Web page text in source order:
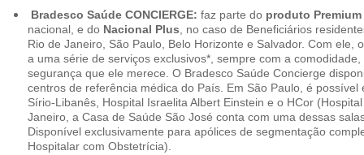
Bradesco Saúde CONCIERGE: faz parte do produto Premium
nacional, e do Nacional Plus , no caso de Beneficiários
Rio de Janeiro, São Paulo, Belo Horizonte e Salvador. Com ele,
a uma série de serviços exclusivos*, sempre com a
segurança que ele merece. O Bradesco Saúde Concierge
centros de referência médica do País. Em São Paulo, é possível
Sírio-Libanês, Hospital Israelita Albert Einstein e o HCor
Janeiro, a Casa de Saúde São José conta com uma dessas
Disponível exclusivamente para apólices de segmentação
Hospitalar com Obstetrícia).